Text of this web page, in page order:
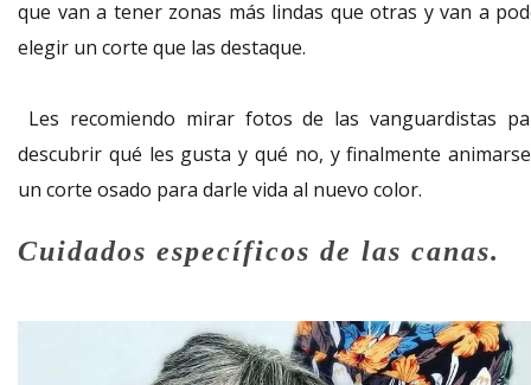
que van a tener zonas más lindas que otras y van a
elegir un corte que las destaque.
Les recomiendo mirar fotos de las vanguardistas
descubrir qué les gusta y qué no, y finalmente
un corte osado para darle vida al nuevo color.
Cuidados específicos de las canas.